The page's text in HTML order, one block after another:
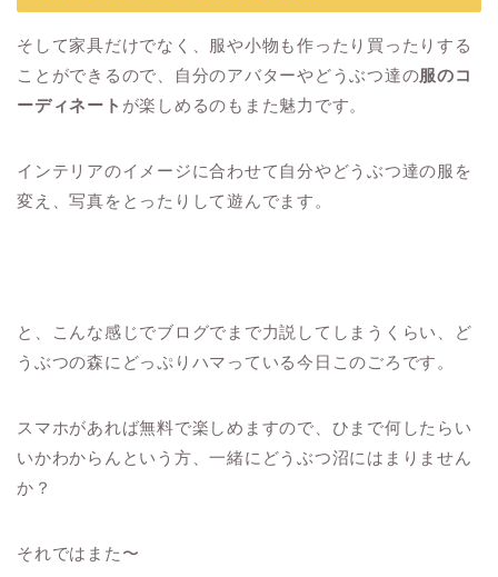
そして家具だけでなく、服や小物も作ったり買ったりする
ことができるので、自分のアバターやどうぶつ達の服のコ
ーディネート が楽しめるのもまた魅力です。
インテリアのイメージに合わせて自分やどうぶつ達の服を
変え、写真をとったりして遊んでます。
と、こんな感じでブログでまで力説してしまうくらい、ど
うぶつの森にどっぷりハマっている今日このごろです。
スマホがあれば無料で楽しめますので、ひまで何したらい
いかわからんという方、一緒にどうぶつ沼にはまりません
か？
それではまた〜